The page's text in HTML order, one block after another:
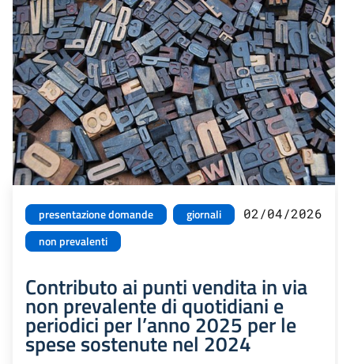
presentazione domande
giornali
non prevalenti
02/04/2026
Contributo ai punti vendita in via
non prevalente di quotidiani e
periodici per l’anno 2025 per le
spese sostenute nel 2024